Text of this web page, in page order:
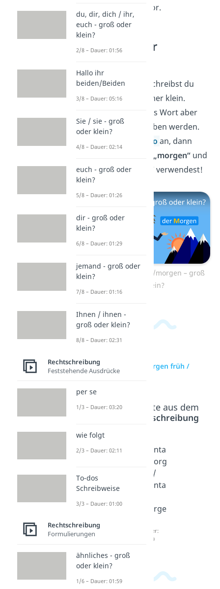
in Österreich vor.
morgen oder
In dem Ausdruck schreibst du
„morgen“ also immer klein.
Manchmal kann das Wort aber
auch großgeschrieben werden.
Videoan, dann
„morgen“ und
wann du„Morgen“verwendest!
Zum Video: Morgen/morgen – groß
oder klein?
zur Videoseite: morgen früh /
Beliebte Inhalte aus dem
Rechtschreibung
Morge
morge
n -
oder
klein?
Dauer:
02:12
morge
ag -
oder
Monta
gmorg
en /
Monta
morge
Dauer:
01:19
du, dir, dich / ihr,
euch - groß oder
klein?
2/8 – Dauer: 01:56
Hallo ihr
beiden/Beiden
3/8 – Dauer: 05:16
Sie / sie - groß
oder klein?
4/8 – Dauer: 02:14
euch - groß oder
klein?
5/8 – Dauer: 01:26
dir - groß oder
klein?
6/8 – Dauer: 01:29
jemand - groß oder
klein?
7/8 – Dauer: 01:16
Ihnen / ihnen -
groß oder klein?
8/8 – Dauer: 02:31
Rechtschreibung
Feststehende Ausdrücke
per se
1/3 – Dauer: 03:20
wie folgt
2/3 – Dauer: 02:11
To-dos
Schreibweise
3/3 – Dauer: 01:00
Rechtschreibung
Formulierungen
ähnliches - groß
oder klein?
1/6 – Dauer: 01:59